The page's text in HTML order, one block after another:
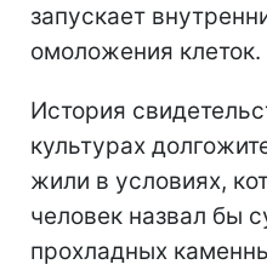
запускает
омоложения клеток.
История
культурах
жили в условиях,
человек назвал бы
прохладных